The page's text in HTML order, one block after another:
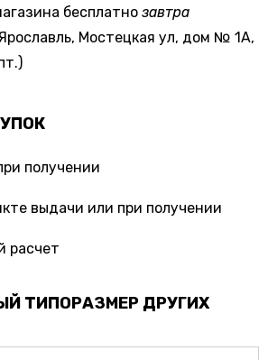
бесплатно завтра
Мостецкая ул, дом № 1А,
получении
выдачи или при получении
расчет
ТИПОРАЗМЕР ДРУГИХ